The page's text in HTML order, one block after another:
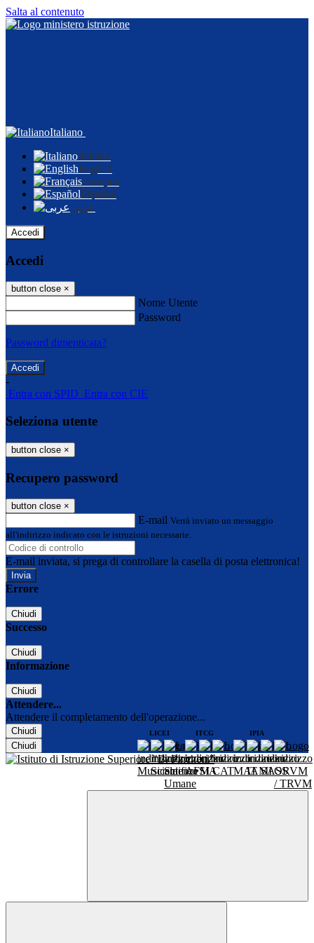
Salta al contenuto
Italiano
Italiano
English
Français
Español
عربى
Accedi
Accedi
button close ×
Nome Utente
Password
Password dimenticata?
-
Entra con SPID Entra con CIE
Seleziona utente
button close ×
Recupero password
button close ×
E-mail Verrà inviato un messaggio
all'indirizzo indicato con le istruzioni necessarie.
E-mail inviata, si prega di controllare la casella di posta elettronica!
Errore
Chiudi
Successo
Chiudi
Informazione
Chiudi
Attendere...
Attendere il completamento dell'operazione...
Chiudi
Chiudi
LICEI ITCG IPIA